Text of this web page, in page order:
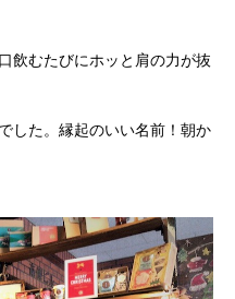
飲むたびにホッと肩の力が抜
した。縁起のいい名前！朝か